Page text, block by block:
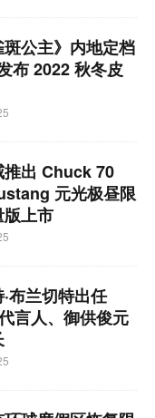
公主》内地定档
布 2022 秋冬皮
推出 Chuck 70
元光极昼限
上市
布兰切特出任
言人、御供俊元